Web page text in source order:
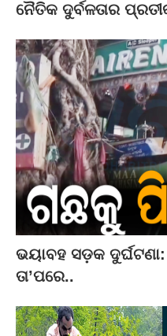
ନୈତିକ ଦୁର୍ବଳତାର
ଭୟାବହ ସଡ଼କ
ତା’ପରେ..